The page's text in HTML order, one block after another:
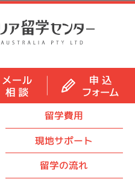
留学費用
現地サポート
留学の流れ